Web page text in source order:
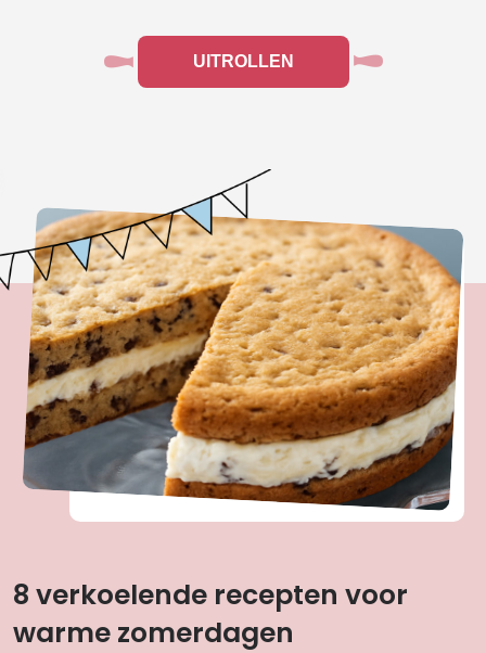
UITROLLEN
8 verkoelende recepten voor
warme zomerdagen